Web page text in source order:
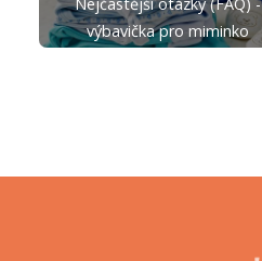
výbavička pro miminko